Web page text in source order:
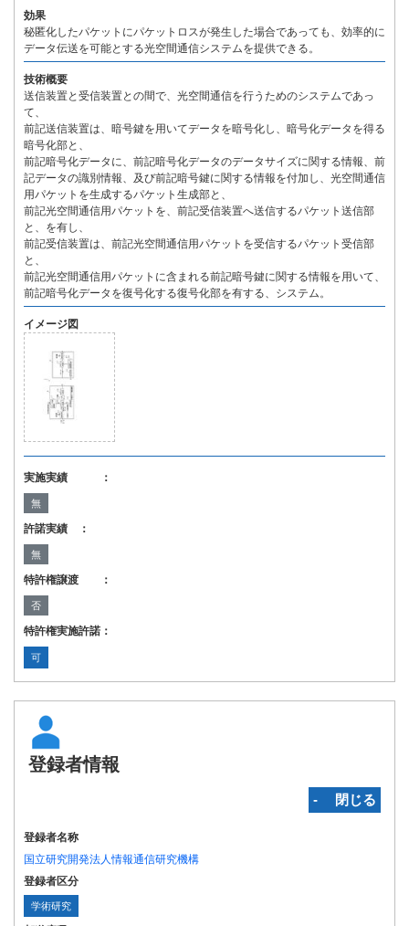
効果
秘匿化したパケットにパケットロスが発生した場合であっても、効率的に
データ伝送を可能とする光空間通信システムを提供できる。
技術概要
送信装置と受信装置との間で、光空間通信を行うためのシステムであっ
て、
前記送信装置は、暗号鍵を用いてデータを暗号化し、暗号化データを得る
暗号化部と、
前記暗号化データに、前記暗号化データのデータサイズに関する情報、前
記データの識別情報、及び前記暗号鍵に関する情報を付加し、光空間通信
用パケットを生成するパケット生成部と、
前記光空間通信用パケットを、前記受信装置へ送信するパケット送信部
と、を有し、
前記受信装置は、前記光空間通信用パケットを受信するパケット受信部
と、
前記光空間通信用パケットに含まれる前記暗号鍵に関する情報を用いて、
前記暗号化データを復号化する復号化部を有する、システム。
イメージ図
実施実績 ：
無
許諾実績 ：
無
特許権譲渡 ：
否
特許権実施許諾：
可
登録者情報
‐ 閉じる
登録者名称
国立研究開発法人情報通信研究機構
登録者区分
学術研究